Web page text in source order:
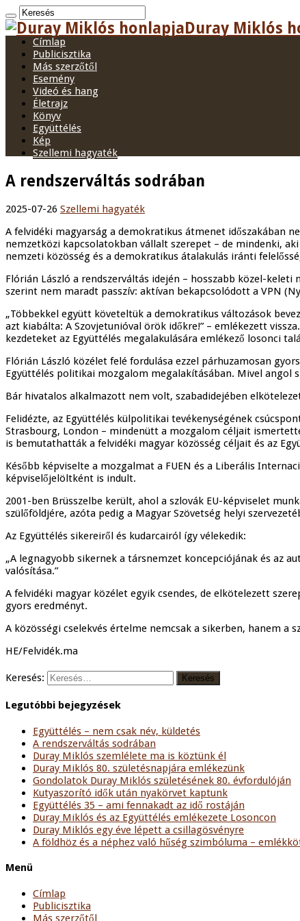
Duray Miklós
Címlap
Publicisztika
Más szerzőtől
Esemény
Videó és hang
Életrajz
Könyv
Együttélés
Kép
Szellemi hagyaték
A rendszerváltás sodrában
2025-07-26 Szellemi hagyaték
A felvidéki magyarság a demokratikus átmenet időszakában
nemzetközi kapcsolatokban vállalt szerepet – de mindenki,
nemzeti közösség és a demokratikus átalakulás iránti
Flórián László a rendszerváltás idején – hosszabb közel-
szerint nem maradt passzív: aktívan bekapcsolódott a VPN
„Többekkel együtt követeltük a demokratikus változások
azt kiabálta: A Szovjetunióval örök időkre!” – emlékezett
kezdeteket az Együttélés megalakulására emlékező losonci
Flórián László közélet felé fordulása ezzel párhuzamosan
Együttélés politikai mozgalom megalakításában. Mivel angol
Bár hivatalos alkalmazott nem volt, szabadidejében
Felidézte, az Együttélés külpolitikai tevékenységének
Strasbourg, London – mindenütt a mozgalom céljait
is bemutathatták a felvidéki magyar közösség céljait és az
Később képviselte a mozgalmat a FUEN és a Liberális
képviselőjelöltként is indult.
2001-ben Brüsszelbe került, ahol a szlovák EU-képviselet
szülőföldjére, azóta pedig a Magyar Szövetség helyi
Az Együttélés sikereiről és kudarcairól így vélekedik:
„A legnagyobb sikernek a társnemzet koncepciójának és az
valósítása.”
A felvidéki magyar közélet egyik csendes, de elkötelezett
gyors eredményt.
A közösségi cselekvés értelme nemcsak a sikerben, hanem a
HE/Felvidék.ma
Keresés:
Legutóbbi bejegyzések
Együttélés – nem csak név, küldetés
A rendszerváltás sodrában
Duray Miklós szemlélete ma is köztünk él
Duray Miklós 80. születésnapjára emlékezünk
Gondolatok Duray Miklós születésének 80. évfordulóján
Kutyaszorító idők után nyakörvet kaptunk
Együttélés 35 – ami fennakadt az idő rostáján
Duray Miklós és az Együttélés emlékezete Losoncon
Duray Miklós egy éve lépett a csillagösvényre
A földhöz és a néphez való hűség szimbóluma –
Menü
Címlap
Publicisztika
Más szerzőtől